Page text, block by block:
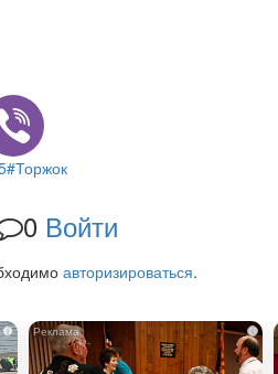
#Торжок
0 Войти
авторизироваться.
i i